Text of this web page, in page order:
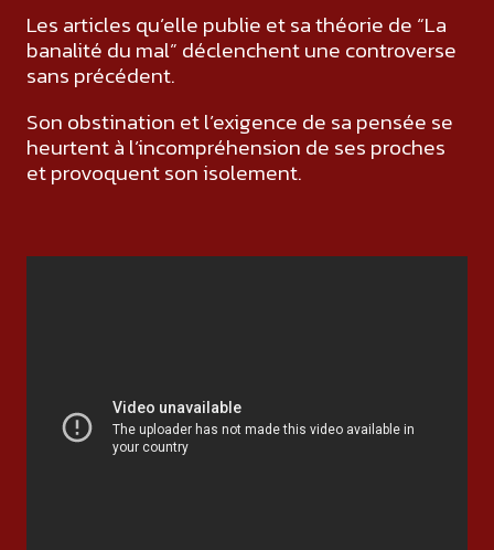
Les articles qu’elle publie et sa théorie de “La
banalité du mal” déclenchent une controverse
sans précédent.
Son obstination et l’exigence de sa pensée se
heurtent à l’incompréhension de ses proches
et provoquent son isolement.